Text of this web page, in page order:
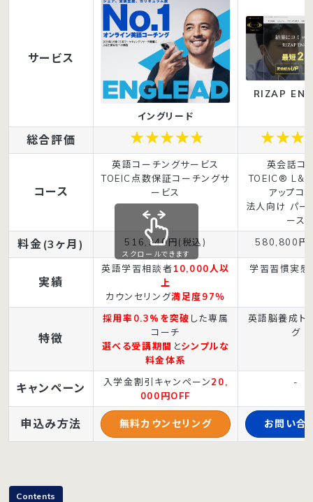
サービス
イングリード
RIZAP
総合評価
コース
英語コーチングサービス
TOEIC点数保証コーチングサ
ービス
英会話コ
TOEIC® L&R
アップコ
法人向け パー
ース
料金(3ヶ月) 516,340円(税込) 580,800円
実績
英語学習相談者10,000人以
上
カウンセリング満足度97％
学習習慣実
特徴
採用率0.3%を突破 した専属
コーチ
選べる受講期間 とシンプルな
料金体系
英語脳養成ト
グ
キャンペーン 入学金割引キャンペーン20,
000円OFF
-
申込み方法 無料カウンセリング お問い合
スクロールできます
Contents